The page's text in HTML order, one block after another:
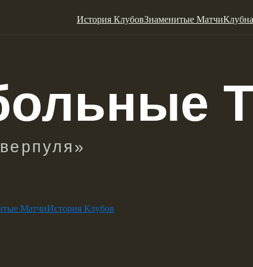
История КлубовЗнаменитые Матчи
МатчиИстория Клубов